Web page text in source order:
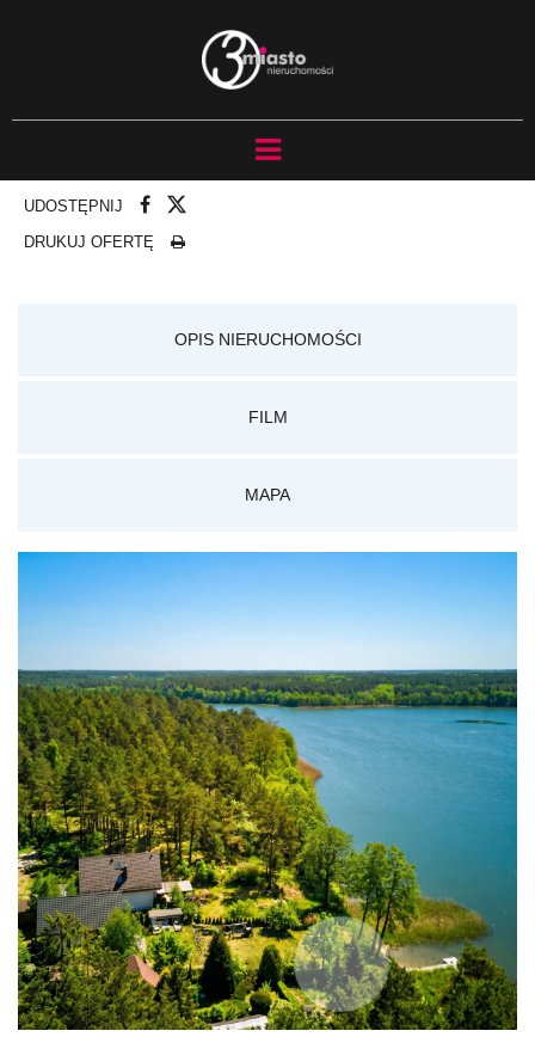
UDOSTĘPNIJ
DRUKUJ OFERTĘ
OPIS NIERUCHOMOŚCI
FILM
MAPA